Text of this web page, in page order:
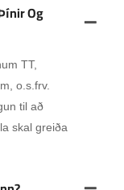
Og
TT,
o.s.frv.
til að
skal greiða